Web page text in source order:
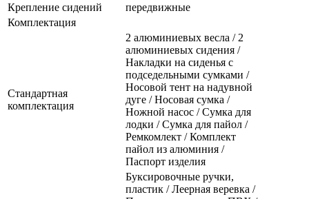
Крепление сидений
передвижные
Комплектация
Стандартная
комплектация
2 алюминиевых весла / 2
алюминиевых сидения /
Накладки на сиденья с
подседельными сумками /
Носовой тент на надувной
дуге / Носовая сумка /
Ножной насос / Сумка для
лодки / Сумка для пайол /
Ремкомлект / Комплект
пайол из алюминия /
Паспорт изделия
Буксировочные ручки,
пластик / Леерная веревка /